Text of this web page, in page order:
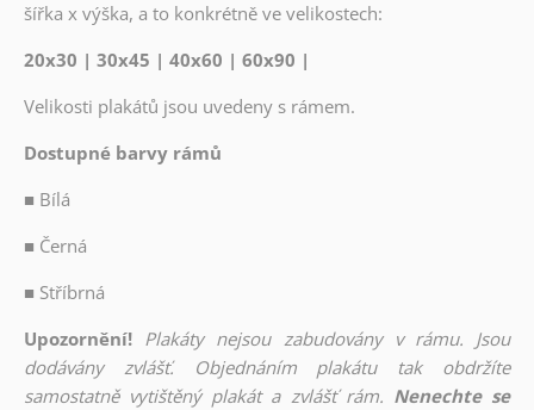
šířka x výška, a to konkrétně ve velikostech:
20x30 | 30x45 | 40x60 | 60x90 |
Velikosti plakátů jsou uvedeny s rámem.
Dostupné barvy rámů
■ Bílá
■ Černá
■ Stříbrná
Upozornění! Plakáty nejsou zabudovány v rámu. Jsou
dodávány zvlášť. Objednáním plakátu tak obdržíte
samostatně vytištěný plakát a zvlášť rám. Nenechte se